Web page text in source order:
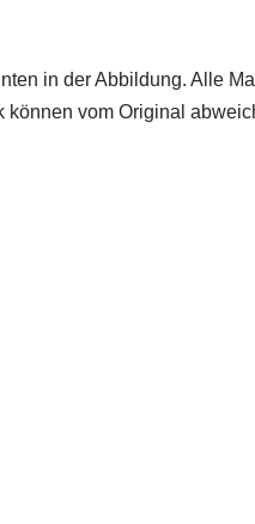
in der Abbildung. Alle
vom Original